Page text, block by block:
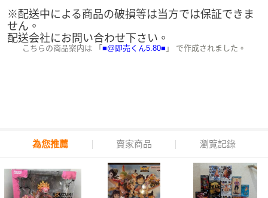
※配送中による商品の破損等は当方では保証できま
せん。
配送会社にお問い合わせ下さい。
こちらの商品案内は 「 ■@即売くん5.80■ 」 で作成されました。
為您推薦 賣家商品 瀏覽記錄